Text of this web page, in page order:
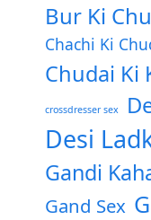
Bur Ki
Chachi Ki
Chudai Ki
crossdresser sex
Desi
Gandi
Gand Sex